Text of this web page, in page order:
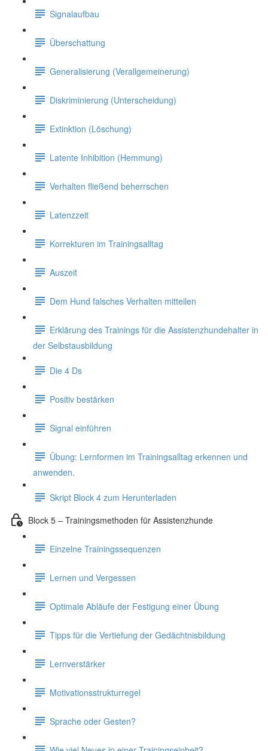
Signalaufbau
Überschattung
Generalisierung (Verallgemeinerung)
Diskriminierung (Unterscheidung)
Extinktion (Löschung)
Latente Inhibition (Hemmung)
Verhalten fließend beherrschen
Latenzzeit
Korrekturen im Trainingsalltag
Auszeit
Dem Hund falsches Verhalten mitteilen
Erklärung des Trainings für die Assistenzhundehalter in
der Selbstausbildung
Die 4 Ds
Positiv bestärken
Signal einführen
Übung: Lernformen im Trainingsalltag erkennen und
anwenden.
Skript Block 4 zum Herunterladen
Block 5 – Trainingsmethoden für Assistenzhunde
Einzelne Trainingssequenzen
Lernen und Vergessen
Optimale Abläufe der Festigung einer Übung
Tipps für die Vertiefung der Gedächtnisbildung
Lernverstärker
Motivationsstrukturregel
Sprache oder Gesten?